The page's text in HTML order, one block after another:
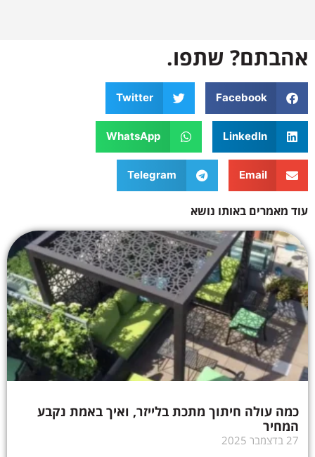
אהבתם? שתפו.
Facebook
Twitter
LinkedIn
WhatsApp
Email
Telegram
עוד מאמרים באותו נושא
כמה עולה חיתוך מתכת בלייזר, ואיך באמת נקבע
המחיר
27 בדצמבר 2025